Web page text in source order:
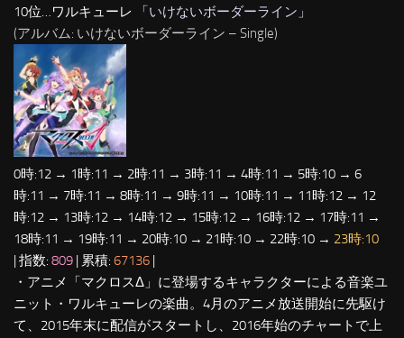
10位…ワルキューレ 「いけないボーダーライン 」
(アルバム: いけないボーダーライン – Single)
0時:12 → 1時:11 → 2時:11 → 3時:11 → 4時:11 → 5時:10 → 6
時:11 → 7時:11 → 8時:11 → 9時:11 → 10時:11 → 11時:12 → 12
時:12 → 13時:12 → 14時:12 → 15時:12 → 16時:12 → 17時:11 →
18時:11 → 19時:11 → 20時:10 → 21時:10 → 22時:10 → 23時:10
| 指数: 809 | 累積: 67136 |
・アニメ「マクロスΔ」に登場するキャラクターによる音楽ユ
ニット・ワルキューレの楽曲。4月のアニメ放送開始に先駆け
て、2015年末に配信がスタートし、2016年始のチャートで上